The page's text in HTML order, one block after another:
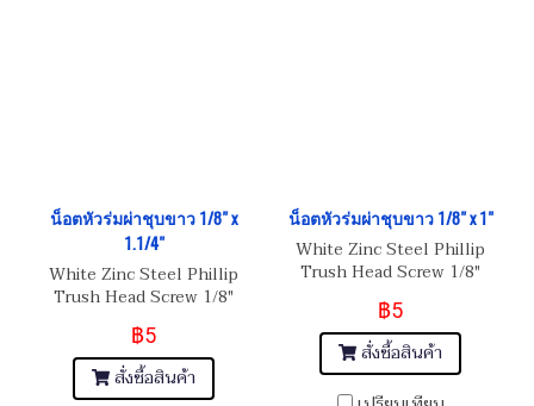
น็อตหัวร่มผ่าชุบขาว 1/8" x
1.1/4"
White Zinc Steel Phillip
Trush Head Screw 1/8"
(BSW) 40
฿5
สั่งซื้อสินค้า
น็อตหัวร่มผ่าชุบขาว 1/8" x 1"
White Zinc Steel Phillip
Trush Head Screw 1/8"
(BSW) 40
฿5
สั่งซื้อสินค้า